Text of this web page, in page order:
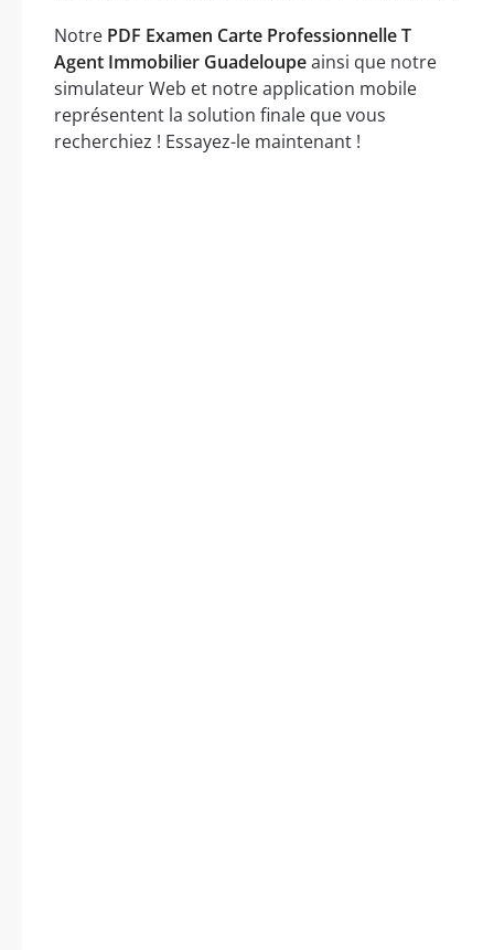
Notre PDF Examen Carte Professionnelle T
Agent Immobilier Guadeloupeainsi que notre
simulateur Web et notre application mobile
représentent la solution finale que vous
recherchiez ! Essayez-le maintenant !